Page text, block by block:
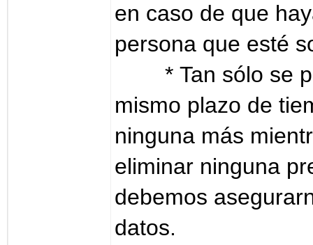
en caso de que
persona que esté
* Tan sólo se
mismo plazo de
ninguna más
eliminar ninguna
debemos
datos.